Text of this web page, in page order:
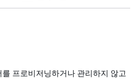
프로비저닝하거나 관리하지 않고